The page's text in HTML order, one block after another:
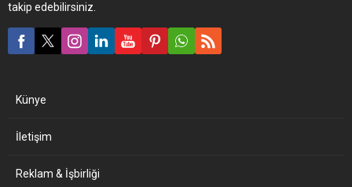
takip edebilirsiniz.
Künye
İletişim
Reklam & İşbirliği